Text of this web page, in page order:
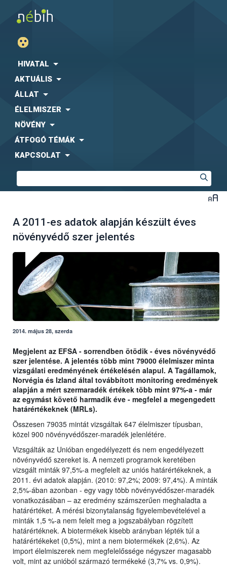
HIVATAL
AKTUÁLIS
ÁLLAT
ÉLELMISZER
NÖVÉNY
ÁTFOGÓ TÉMÁK
KAPCSOLAT
A 2011-es adatok alapján készült éves
növényvédő szer jelentés
2014. május 28, szerda
Megjelent az EFSA - sorrendben ötödik - éves növényvédő
szer jelentése. A jelentés több mint 79000 élelmiszer minta
vizsgálati eredményének értékelésén alapul. A Tagállamok,
Norvégia és Izland által továbbított monitoring eredmények
alapján a mért szermaradék értékek több mint 97%-a - már
az egymást követő harmadik éve - megfelel a megengedett
határértékeknek (MRLs).
Összesen 79035 mintát vizsgáltak 647 élelmiszer típusban,
közel 900 növényvédőszer-maradék jelenlétére.
Vizsgálták az Unióban engedélyezett és nem engedélyezett
növényvédő szereket is. A nemzeti programok keretében
vizsgált minták 97,5%-a megfelelt az uniós határértékeknek, a
2011. évi adatok alapján. (2010: 97,2%; 2009: 97,4%). A minták
2,5%-ában azonban - egy vagy több növényvédőszer-maradék
vonatkozásában – az eredmény számszerűen meghaladta a
határértéket. A mérési bizonytalanság figyelembevételével a
minták 1,5 %-a nem felelt meg a jogszabályban rögzített
határértéknek. A biotermékek kisebb arányban lépték túl a
határértékeket (0,5%), mint a nem biotermékek (2,6%). Az
import élelmiszerek nem megfelelőssége négyszer magasabb
volt, mint az unióból származó termékeké (3,7% vs. 0,9%).